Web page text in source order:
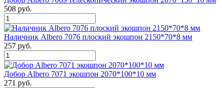
508 руб.
Наличник Albero 7076 плоский экошпон 2150*70*8 мм
257 руб.
Добор Albero 7071 экошпон 2070*100*10 мм
271 руб.